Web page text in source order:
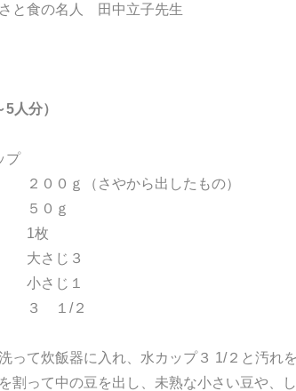
と食の名人 田中立子先生
人分）
ｇ（さやから出したもの）
０ｇ
1枚
３
１
/２
て炊飯器に入れ、水カップ３ 1/２と汚れを
って中の豆を出し、未熟な小さい豆や、し